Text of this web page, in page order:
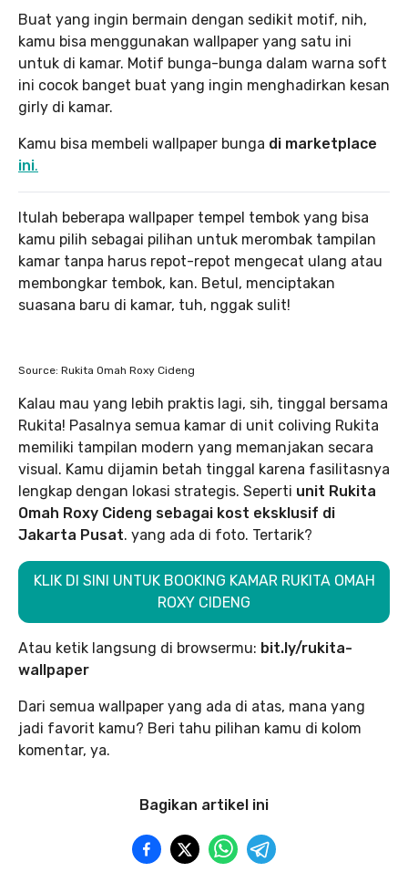
Buat yang ingin bermain dengan sedikit motif, nih,
kamu bisa menggunakan wallpaper yang satu ini
untuk di kamar. Motif bunga-bunga dalam warna soft
ini cocok banget buat yang ingin menghadirkan kesan
girly di kamar.
Kamu bisa membeli wallpaper bunga di marketplace
ini.
Itulah beberapa wallpaper tempel tembok yang bisa
kamu pilih sebagai pilihan untuk merombak tampilan
kamar tanpa harus repot-repot mengecat ulang atau
membongkar tembok, kan. Betul, menciptakan
suasana baru di kamar, tuh, nggak sulit!
Source: Rukita Omah Roxy Cideng
Kalau mau yang lebih praktis lagi, sih, tinggal bersama
Rukita! Pasalnya semua kamar di unit coliving Rukita
memiliki tampilan modern yang memanjakan secara
visual. Kamu dijamin betah tinggal karena fasilitasnya
lengkap dengan lokasi strategis. Seperti unit Rukita
Omah Roxy Cideng sebagai kost eksklusif di
Jakarta Pusat. yang ada di foto. Tertarik?
KLIK DI SINI UNTUK BOOKING KAMAR RUKITA OMAH
ROXY CIDENG
Atau ketik langsung di browsermu: bit.ly/rukita-
wallpaper
Dari semua wallpaper yang ada di atas, mana yang
jadi favorit kamu? Beri tahu pilihan kamu di kolom
komentar, ya.
Bagikan artikel ini